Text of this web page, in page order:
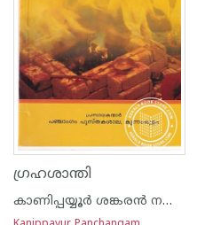
ഗ്രഹശാന്തി
കാണിപ്പയ്യൂര്‍ ശങ്കരന്‍ നമ്പൂതിരിപ്പാട്